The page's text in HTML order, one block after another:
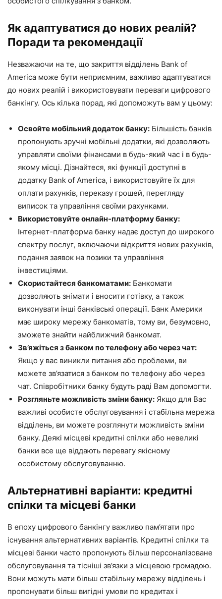
Як адаптуватися до нових реалій?
Поради та рекомендації
Незважаючи на те, що закриття відділень Bank of
America може бути неприємним, важливо адаптуватися
до нових реалій і використовувати переваги цифрового
банкінгу. Ось кілька порад, які допоможуть вам у цьому:
Освойте мобільний додаток банку: Більшість банків
пропонують зручні мобільні додатки, які дозволяють
управляти своїми фінансами в будь-який час і в будь-
якому місці. Дізнайтеся, які функції доступні в
додатку Bank of America, і використовуйте їх для
оплати рахунків, переказу грошей, перегляду
виписок та управління своїми рахунками.
Використовуйте онлайн-платформу банку:
Інтернет-платформа банку надає доступ до широкого
спектру послуг, включаючи відкриття нових рахунків,
подання заявок на позики та управління
інвестиціями.
Скористайтеся банкоматами: Банкомати
дозволяють знімати і вносити готівку, а також
виконувати інші банківські операції. Банк Америки
має широку мережу банкоматів, тому ви, безумовно,
зможете знайти найближчий банкомат.
Зв’яжіться з банком по телефону або через чат:
Якщо у вас виникли питання або проблеми, ви
можете зв’язатися з банком по телефону або через
чат. Співробітники банку будуть раді Вам допомогти.
Розгляньте можливість зміни банку: Якщо для Вас
важливі особисте обслуговування і стабільна мережа
відділень, ви можете розглянути можливість зміни
банку. Деякі місцеві кредитні спілки або невеликі
банки все ще віддають перевагу якісному
особистому обслуговуванню.
Альтернативні варіанти: кредитні
спілки та місцеві банки
В епоху цифрового банкінгу важливо пам’ятати про
існування альтернативних варіантів. Кредитні спілки та
місцеві банки часто пропонують більш персоналізоване
обслуговування та тісніші зв’язки з місцевою громадою.
Вони можуть мати більш стабільну мережу відділень і
пропонувати більш вигідні умови по кредитах і